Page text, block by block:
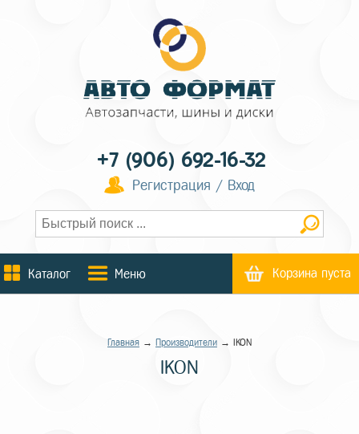
+7 (906) 692-16-32
Регистрация / Вход
Каталог Меню Корзина пуста
Главная → Производители → IKON
IKON